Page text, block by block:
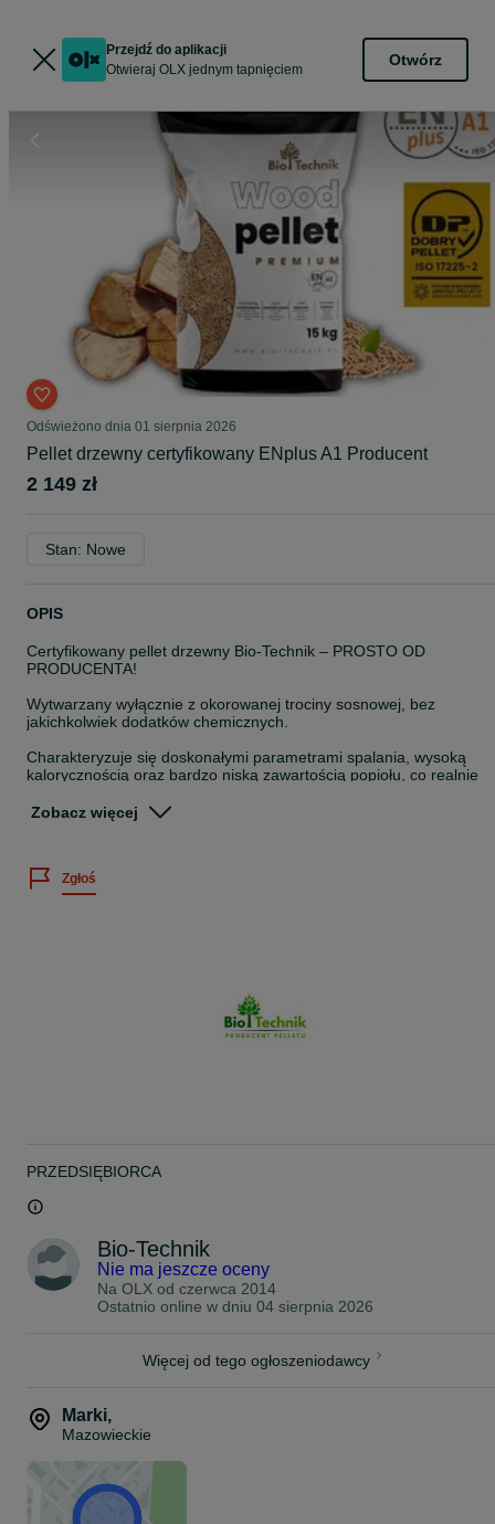
Przejdź do aplikacji
Otwieraj OLX jednym tapnięciem
Otwórz
Odświeżono dnia 01 sierpnia 2026
Pellet drzewny certyfikowany ENplus A1 Producent
2 149 zł
Stan: Nowe
OPIS
Certyfikowany pellet drzewny Bio-Technik – PROSTO OD
PRODUCENTA!
Wytwarzany wyłącznie z okorowanej trociny sosnowej, bez
jakichkolwiek dodatków chemicznych.
Charakteryzuje się doskonałymi parametrami spalania, wysoką
kalorycznością oraz bardzo niską zawartością popiołu, co realnie
Nasz pellet w pełni odpowiada wszystkim normom jakościowym,
które od 2025 roku są wymagane przez Ministerstwo Klimatu i
Zamawiając u nas masz pewność, że pellet kupujesz bezpośrednio
od zaufanego, lokalnego producenta z ponad 15-letnim
doświadczeniem na rynku, w przeciwieństwie do większości firm
handlowych w regionie, które importują pellet ze Wschodu. Kupuj
100% GWARANCJI!
Zapraszamy do kontaktu!
ZAMÓW WYGODNIE W NASZYM SKLEPIE ONLINE: sklep.bio-
Zobacz więcej
Zgłoś
PRZEDSIĘBIORCA
Bio-Technik
Nie ma jeszcze oceny
Na OLX od czerwca 2014
Ostatnio online w dniu 04 sierpnia 2026
Więcej od tego ogłoszeniodawcy
Marki,
Mazowieckie